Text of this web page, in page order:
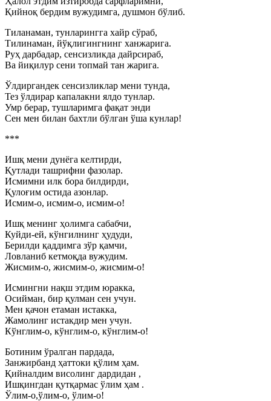
Қийноқ бердим вужудимга, душмон бўлиб.
Тиланаман, тунларингга хайр сўраб,
Тилинаман, йўқлигингнинг ханжарига.
Руҳ дарбадар, сенсизликда дайрсираб,
Ва йиқилур сени топмай тан жарига.
Ўлдиргандек сенсизликлар мени тунда,
Тез ўлдирар капалакни ялдо тунлар.
Умр берар, тушларимга фақат энди
Сен мен билан бахтли бўлган ўша кунлар!
***
Ишқ мени дунёга келтирди,
Қутлади ташрифни фазолар.
Исмимни илк бора билдирди,
Қулоғим остида азонлар.
Исмим-о, исмим-о, исмим-о!
Ишқ менинг ҳолимга сабабчи,
Куйди-ей, кўнгилнинг ҳудуди,
Берилди қаддимга зўр қамчи,
Ловланиб кетмоқда вужудим.
Жисмим-о, жисмим-о, жисмим-о!
Исмингни нақш этдим юракка,
Осийман, бир қулман сен учун.
Мен қачон етаман истакка,
Жамолинг истакдир мен учун.
Кўнглим-о, кўнглим-о, кўнглим-о!
Ботиним ўралган пардада,
Занжирбанд ҳаттоки қўлим ҳам.
Қийналдим висолинг дардидан ,
Ишқингдан қутқармас ўлим ҳам .
Ўлим-о,ўлим-о, ўлим-о!